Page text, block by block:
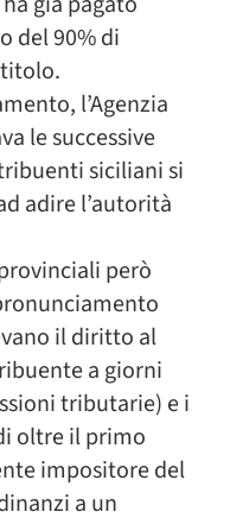
del 90% di
l’Agenzia
le successive
siciliani si
adire l’autorità
però
il diritto al
a giorni
tributarie) e i
oltre il primo
impositore del
a un